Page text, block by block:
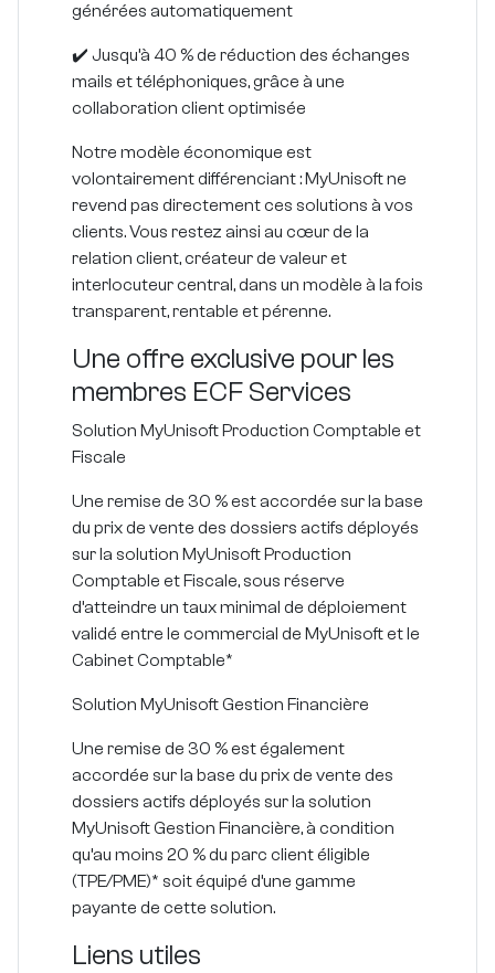
générées automatiquement
✔️ Jusqu’à 40 % de réduction des échanges
mails et téléphoniques, grâce à une
collaboration client optimisée
Notre modèle économique est
volontairement différenciant : MyUnisoft ne
revend pas directement ces solutions à vos
clients. Vous restez ainsi au cœur de la
relation client, créateur de valeur et
interlocuteur central, dans un modèle à la fois
transparent, rentable et pérenne.
Une offre exclusive pour les
membres ECF Services
Solution MyUnisoft Production Comptable et
Fiscale
Une remise de 30 % est accordée sur la base
du prix de vente des dossiers actifs déployés
sur la solution MyUnisoft Production
Comptable et Fiscale, sous réserve
d’atteindre un taux minimal de déploiement
validé entre le commercial de MyUnisoft et le
Cabinet Comptable*
Solution MyUnisoft Gestion Financière
Une remise de 30 % est également
accordée sur la base du prix de vente des
dossiers actifs déployés sur la solution
MyUnisoft Gestion Financière, à condition
qu’au moins 20 % du parc client éligible
(TPE/PME)* soit équipé d’une gamme
payante de cette solution.
Liens utiles